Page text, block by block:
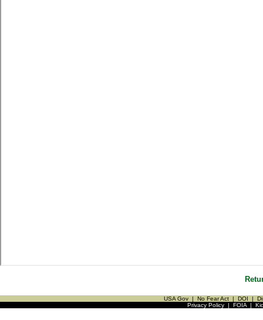
USA Gov | No Fear Act | DOI |
Privacy Policy| FOIA|